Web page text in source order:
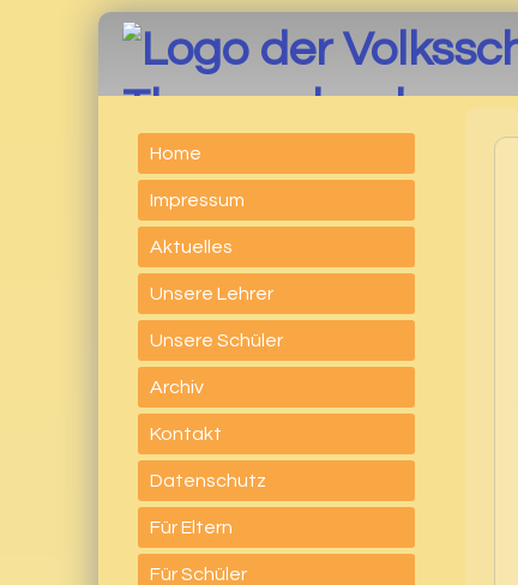
Thumersbach
Home
Impressum
Aktuelles
Unsere Lehrer
Unsere Schüler
Archiv
Kontakt
Datenschutz
Für Eltern
Für Schüler